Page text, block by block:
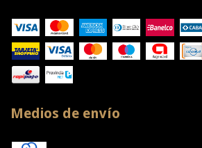
Medios de envío